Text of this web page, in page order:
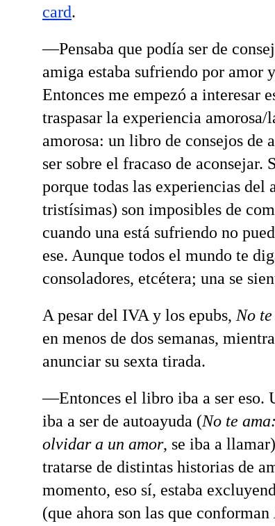
card.
—Pensaba que podía ser de
amiga estaba sufriendo por amor
Entonces me empezó a interesar
traspasar la experiencia
amorosa: un libro de consejos de
ser sobre el fracaso de aconsejar.
porque todas las experiencias del
tristísimas) son imposibles de
cuando una está sufriendo no
ese. Aunque todos el mundo te
consoladores, etcétera; una se
A pesar del IVA y los epubs, No
en menos de dos semanas,
anunciar su sexta tirada.
—Entonces el libro iba a ser eso.
iba a ser de autoayuda (No te
olvidar a un amor, se iba a
tratarse de distintas historias de
momento, eso sí, estaba
(que ahora son las que conforman